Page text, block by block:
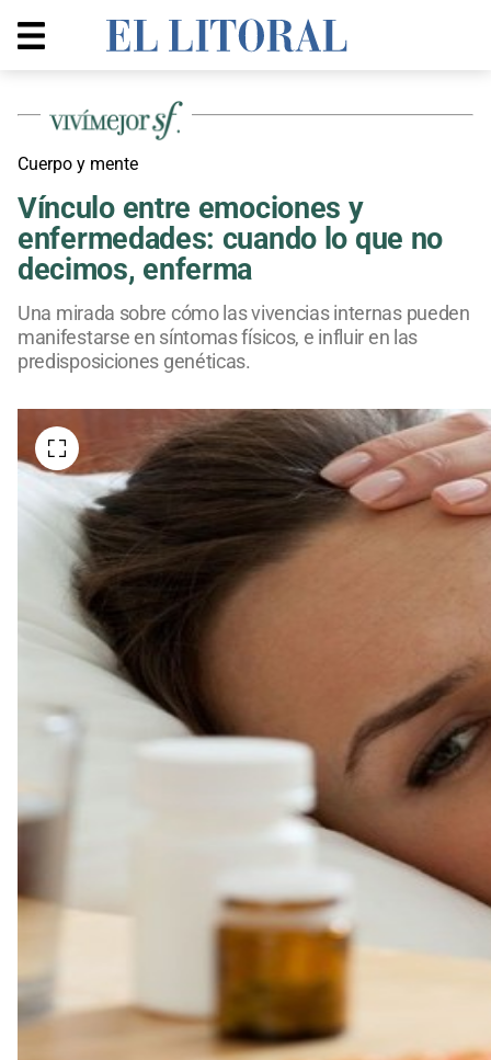
Cuerpo y mente
Vínculo entre emociones y
enfermedades: cuando lo que no
decimos, enferma
Una mirada sobre cómo las vivencias internas pueden
manifestarse en síntomas físicos, e influir en las
predisposiciones genéticas.